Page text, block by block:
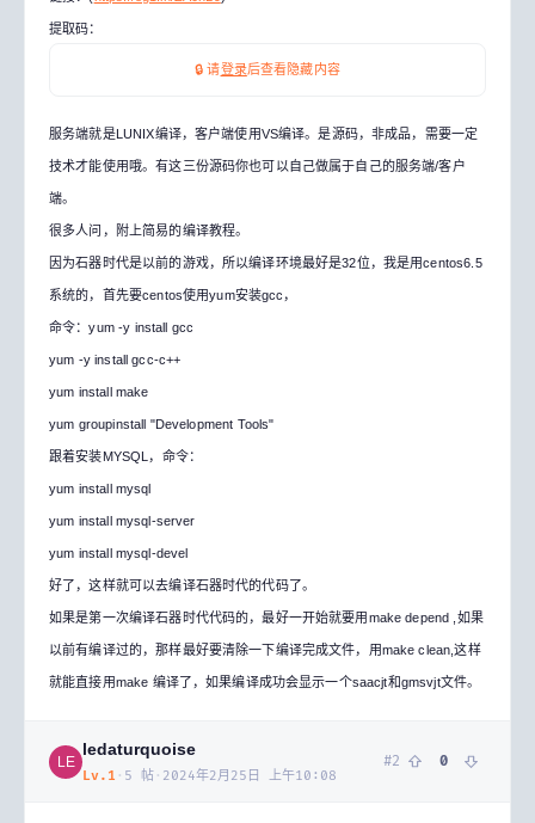
提取码：
🔒 请登录后查看隐藏内容
服务端就是LUNIX编译，客户端使用VS编译。是源码，非成品，需要一定
技术才能使用哦。有这三份源码你也可以自己做属于自己的服务端/客户
端。
很多人问，附上简易的编译教程。
因为石器时代是以前的游戏，所以编译环境最好是32位，我是用centos6.5
系统的，首先要centos使用yum安装gcc，
命令：yum -y install gcc
yum -y install gcc-c++
yum install make
yum groupinstall "Development Tools"
跟着安装MYSQL，命令：
yum install mysql
yum install mysql-server
yum install mysql-devel
好了，这样就可以去编译石器时代的代码了。
如果是第一次编译石器时代代码的，最好一开始就要用make depend ,如果
以前有编译过的，那样最好要清除一下编译完成文件，用make clean,这样
就能直接用make 编译了，如果编译成功会显示一个saacjt和gmsvjt文件。
LE
ledaturquoise
Lv. 1 · 5 帖 · 2024年2月25日 上午10:08
#2 0